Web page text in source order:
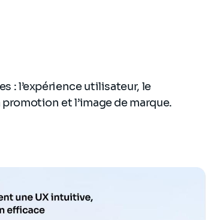
: l’expérience utilisateur, le
et l’image de marque.